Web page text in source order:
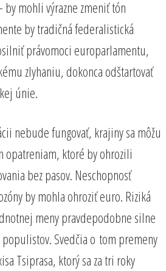
mohli výrazne zmeniť tón
by tradičná federalistická
právomoci europarlamentu,
zlyhaniu, dokonca odštartovať
únie.
nebude fungovať, krajiny sa môžu
opatreniam, ktoré by ohrozili
bez pasov. Neschopnosť
by mohla ohroziť euro. Riziká
meny pravdepodobne silne
Svedčia o tom premeny
Tsiprasa, ktorý sa za tri roky